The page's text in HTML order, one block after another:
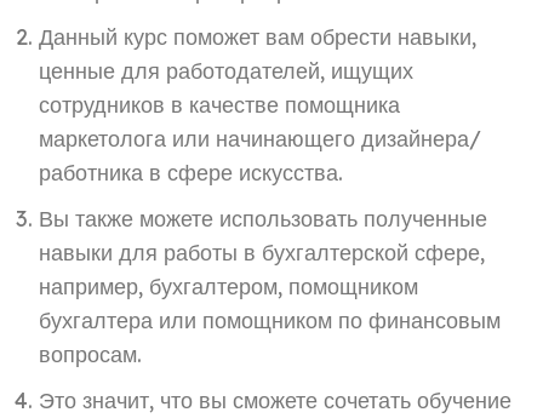
Данный курс поможет вам обрести навыки,
ценные для работодателей, ищущих
сотрудников в качестве помощника
маркетолога или начинающего дизайнера/
работника в сфере искусства.
Вы также можете использовать полученные
навыки для работы в бухгалтерской сфере,
например, бухгалтером, помощником
бухгалтера или помощником по финансовым
вопросам.
Это значит, что вы сможете сочетать обучение